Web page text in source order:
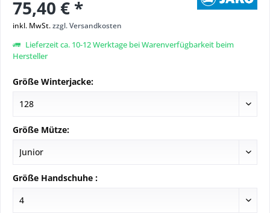
75,40 € *
inkl. MwSt.zzgl. Versandkosten
Lieferzeit ca. 10-12 Werktage bei Warenverfügbarkeit beim
Hersteller
Größe Winterjacke:
Größe Mütze:
Größe Handschuhe :